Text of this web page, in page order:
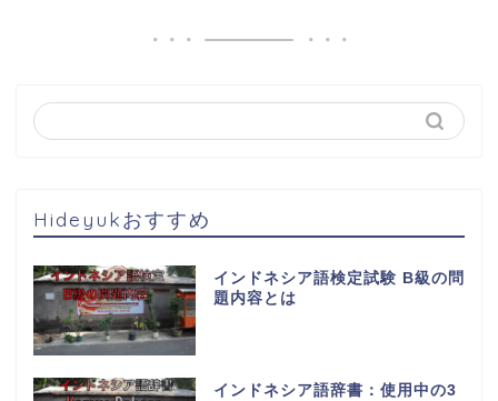
Hideyukおすすめ
インドネシア語検定試験 B級の問
題内容とは
インドネシア語辞書：使用中の3